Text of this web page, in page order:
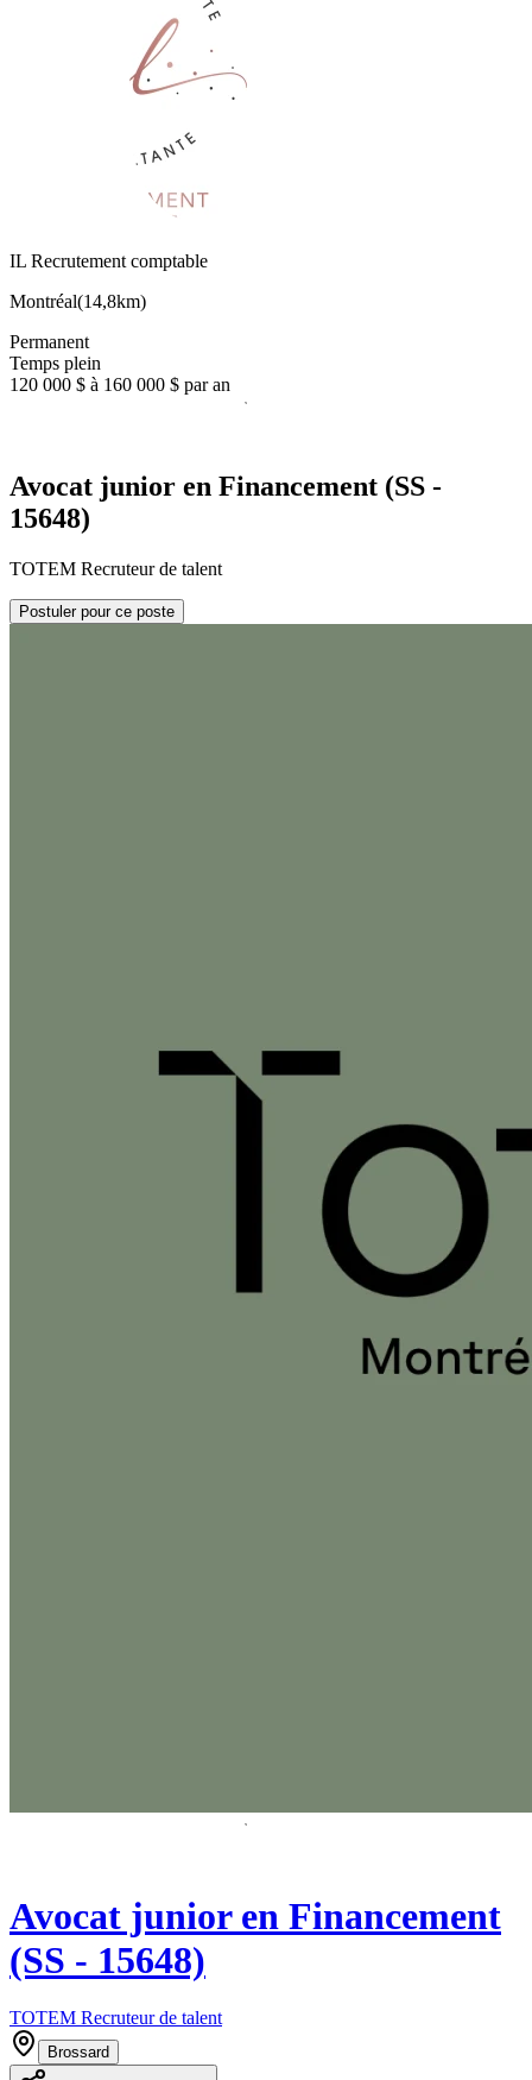
IL Recrutement comptable
Montréal(14,8km)
Permanent
Temps plein
120 000 $ à 160 000 $ par an
Avocat junior en Financement (SS -
15648)
TOTEM Recruteur de talent
Postuler pour ce poste
Avocat junior en Financement
(SS - 15648)
TOTEM Recruteur de talent
Brossard